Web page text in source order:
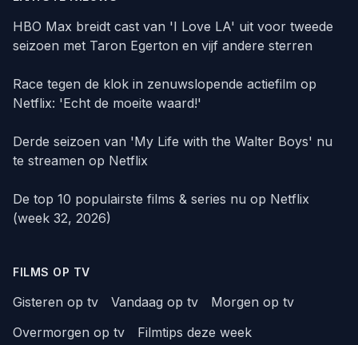
HBO Max breidt cast van 'I Love LA' uit voor tweede
seizoen met Taron Egerton en vijf andere sterren
Race tegen de klok in zenuwslopende actiefilm op
Netflix: 'Echt de moeite waard!'
Derde seizoen van 'My Life with the Walter Boys' nu
te streamen op Netflix
De top 10 populairste films & series nu op Netflix
(week 32, 2026)
FILMS OP TV
Gisteren op tv Vandaag op tv
Morgen op tv
Overmorgen op tv
Filmtips deze week